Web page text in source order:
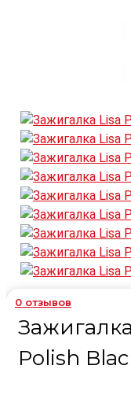
0 отзывов
Polish